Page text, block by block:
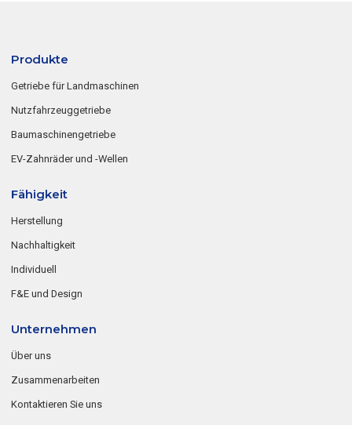
Produkte
Getriebe für Landmaschinen
Nutzfahrzeuggetriebe
Baumaschinengetriebe
EV-Zahnräder und -Wellen
Fähigkeit
Herstellung
Nachhaltigkeit
Individuell
F&E und Design
Unternehmen
Über uns
Zusammenarbeiten
Kontaktieren Sie uns